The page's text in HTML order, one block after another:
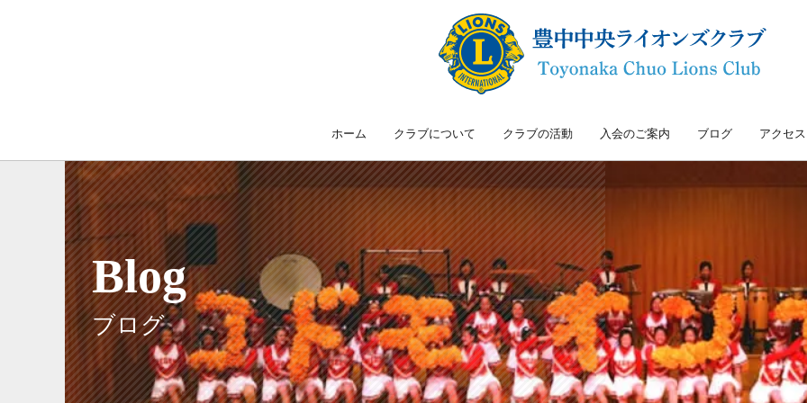
ホーム クラブについて クラブの活動 入会のご案内 ブログ アクセス
Blog
ブログ